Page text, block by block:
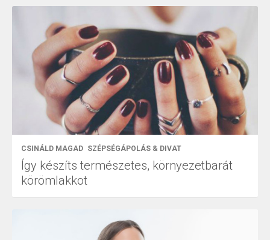
CSINÁLD MAGAD SZÉPSÉGÁPOLÁS & DIVAT
Így készíts természetes, környezetbarát
körömlakkot